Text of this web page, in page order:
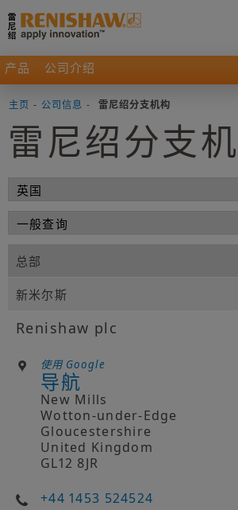
产品 公司介绍
主页 - 公司信息 - 雷尼绍分支机构
雷尼绍分支
总部
新米尔斯
Renishaw plc
使用 Google
导航
New Mills
Wotton-under-Edge
Gloucestershire
United Kingdom
GL12 8JR
+44 1453 524524